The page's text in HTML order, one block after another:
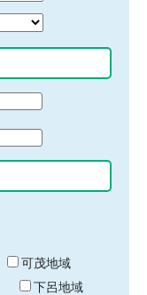
可茂地域
下呂地域